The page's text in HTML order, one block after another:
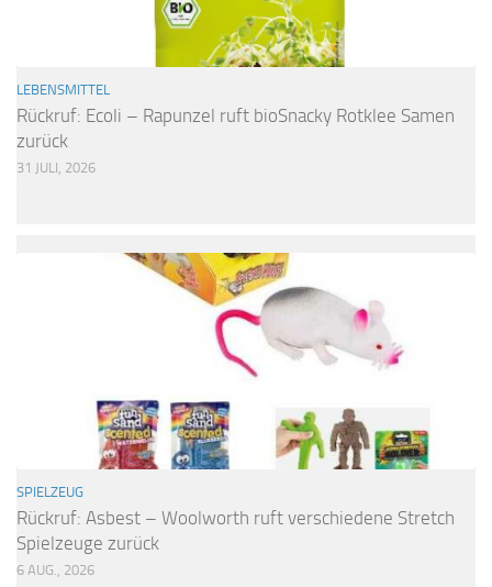
LEBENSMITTEL
Rückruf: Ecoli – Rapunzel ruft bioSnacky Rotklee Samen
zurück
31 JULI, 2026
SPIELZEUG
Rückruf: Asbest – Woolworth ruft verschiedene Stretch
Spielzeuge zurück
6 AUG., 2026